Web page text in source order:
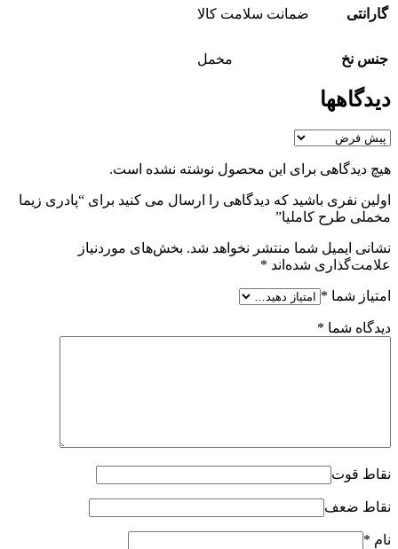
گارانتی ضمانت سلامت کالا
جنس نخ مخمل
دیدگاهها
هیچ دیدگاهی برای این محصول نوشته نشده است.
اولین نفری باشید که دیدگاهی را ارسال می کنید برای “پادری زیما
مخملی طرح کاملیا”
نشانی ایمیل شما منتشر نخواهد شد. بخش‌های موردنیاز
علامت‌گذاری شده‌اند *
امتیاز شما *
دیدگاه شما *
نقاط قوت
نقاط ضعف
نام *